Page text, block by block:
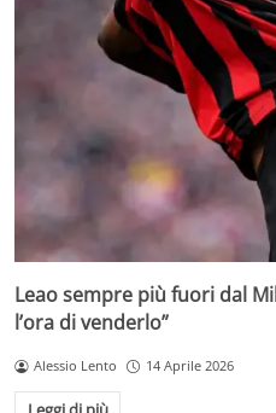
Leao sempre più fuori dal
l’ora di venderlo”
Alessio Lento 14 Aprile 2026